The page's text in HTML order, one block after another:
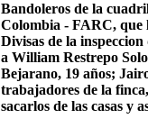
Bandoleros de la
Colombia - FARC, que
Divisas de la
a William Restrepo
Bejarano, 19 años;
trabajadores de la
sacarlos de las casas y